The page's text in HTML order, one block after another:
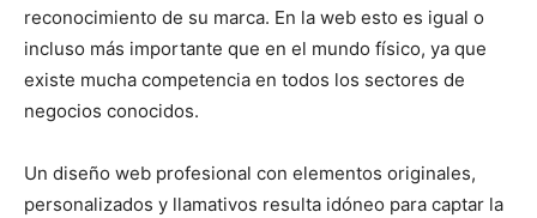
reconocimiento de su marca. En la web esto es igual o
incluso más importante que en el mundo físico, ya que
existe mucha competencia en todos los sectores de
negocios conocidos.
Un diseño web profesional con elementos originales,
personalizados y llamativos resulta idóneo para captar la